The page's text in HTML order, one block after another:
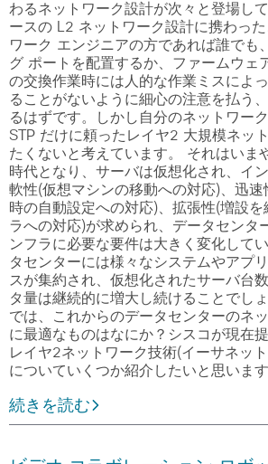
わるネットワーク設計が次々と登場し
ースの L2 ネットワーク設計に携わっ
ワーク エンジニアの方であれば誰でも
グ ポートを配置するか、ファームウェ
の交換作業時には人的な作業ミスによ
ることがないように細心の注意を払う
るはずです。しかし自分のネットワー
STP だけに頼ったレイヤ2 大規模ネッ
たくないと考えています。 それはいま
時代となり、サーバは仮想化され、イ
軟性(仮想マシンの移動への対応)、迅速
時の自動設定への対応)、拡張性(増設を
ラへの対応)が求められ、データセンタ
ンフラに必要な要件は大きく変化して
タセンターには様々なシステムやアプ
スが集約され、仮想化されたサーバ台
タ量は継続的に増大し続けることでし
では、これからのデータセンターのネ
に最適なものはなにか？シスコが現在
レイヤ2ネットワーク技術(イーサネッ
についていくつか紹介したいと思いま
続きを読む